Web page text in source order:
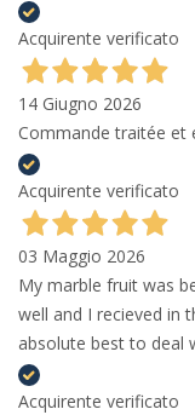
Acquirente verificato
14 Giugno 2026
Commande traitée et
Acquirente verificato
03 Maggio 2026
My marble fruit was
well and I recieved in
absolute best to deal
Acquirente verificato